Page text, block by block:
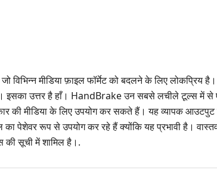
विभिन्न मीडिया फ़ाइल फॉर्मेट को बदलने के लिए लोकप्रिय
उत्तर है हाँ। HandBrake उन सबसे लचीले टूल्स में से
की मीडिया के लिए उपयोग कर सकते हैं। यह व्यापक आउटपुट
पेशेवर रूप से उपयोग कर रहे हैं क्योंकि यह प्रभावी है।
की सूची में शामिल है।.